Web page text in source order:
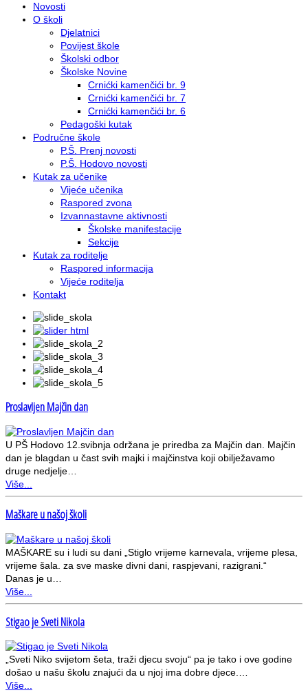
Novosti
O školi
Djelatnici
Povijest škole
Školski odbor
Školske Novine
Crnićki kamenčići br. 9
Crnićki kamenčići br. 7
Crnićki kamenčići br. 6
Pedagoški kutak
Područne škole
P.Š. Prenj novosti
P.Š. Hodovo novosti
Kutak za učenike
Vijeće učenika
Raspored zvona
Izvannastavne aktivnosti
Školske manifestacije
Sekcije
Kutak za roditelje
Raspored informacija
Vijeće roditelja
Kontakt
Proslavljen Majčin dan
U PŠ Hodovo 12.svibnja održana je priredba za Majčin dan. Majčin
dan je blagdan u čast svih majki i majčinstva koji obilježavamo
druge nedjelje…
Više...
Maškare u našoj školi
MAŠKARE su i ludi su dani „Stiglo vrijeme karnevala, vrijeme plesa,
vrijeme šala. za sve maske divni dani, raspjevani, razigrani.“
Danas je u…
Više...
Stigao je Sveti Nikola
„Sveti Niko svijetom šeta, traži djecu svoju“ pa je tako i ove godine
došao u našu školu znajući da u njoj ima dobre djece.…
Više...